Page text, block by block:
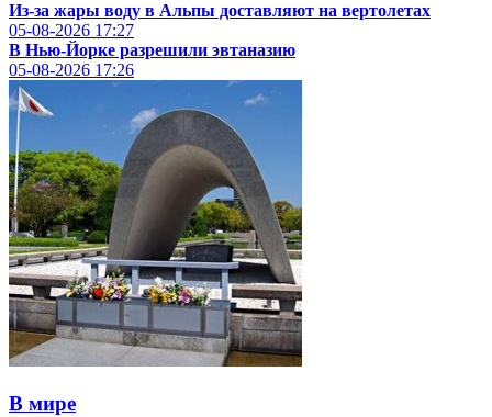
Из-за жары воду в Альпы доставляют на вертолетах
05-08-2026 17:27
В Нью-Йорке разрешили эвтаназию
05-08-2026 17:26
В мире